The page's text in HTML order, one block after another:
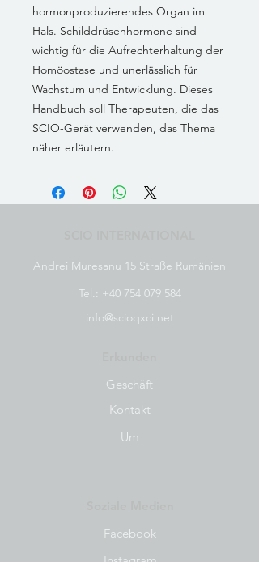
hormonproduzierendes Organ im
Hals. Schilddrüsenhormone sind
wichtig für die Aufrechterhaltung der
Homöostase und unerlässlich für
Wachstum und Entwicklung. Dieses
Handbuch soll Therapeuten, die das
SCIO-Gerät verwenden, das Thema
näher erläutern.
Andrei Muresanu 15 Straße Rumänien
Tel.: +40 754 079 584
info@scioqxci.net
Geschäft
Kontakt
Um
Facebook